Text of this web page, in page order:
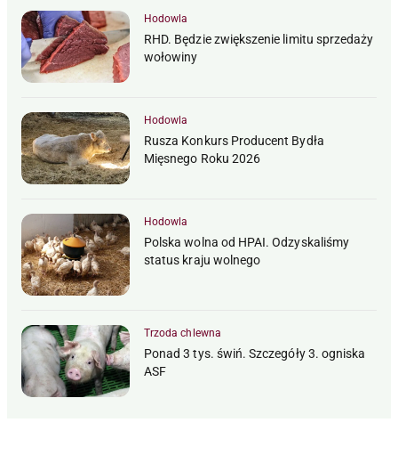
Hodowla
RHD. Będzie zwiększenie limitu sprzedaży
wołowiny
Hodowla
Rusza Konkurs Producent Bydła
Mięsnego Roku 2026
Hodowla
Polska wolna od HPAI. Odzyskaliśmy
status kraju wolnego
Trzoda chlewna
Ponad 3 tys. świń. Szczegóły 3. ogniska
ASF